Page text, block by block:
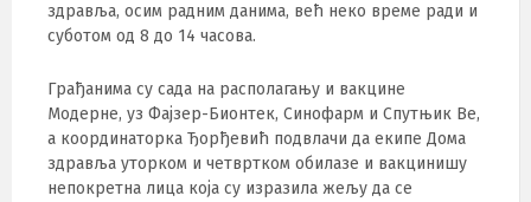
здравља, осим радним данима, већ неко време ради и
суботом од 8 до 14 часова.
Грађанима су сада на располагању и вакцине
Модерне, уз Фајзер-Бионтек, Синофарм и Спутњик Ве,
а координаторка Ђорђевић подвлачи да екипе Дома
здравља уторком и четвртком обилазе и вакцинишу
непокретнa лица која су изразила жељу да се